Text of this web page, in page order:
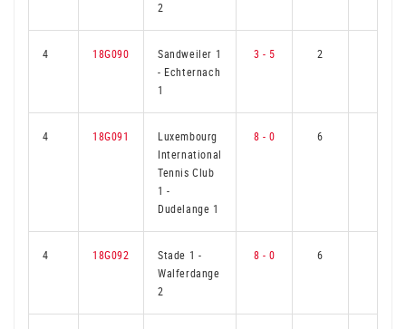
2
4 18G090
Sandweiler 1
- Echternach
1
3 - 5 2
4 18G091
Luxembourg
International
Tennis Club
1-
Dudelange 1
8 - 0 6
4 18G092 Stade 1 -
Walferdange
2
8 - 0 6